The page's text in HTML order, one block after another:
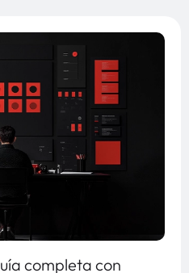
completa con